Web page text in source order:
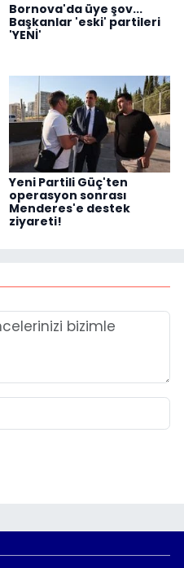
Bornova'da üye şov...
Başkanlar 'eski' partileri
'YENİ'
Yeni Partili Güç'ten
operasyon sonrası
Menderes'e destek
ziyareti!